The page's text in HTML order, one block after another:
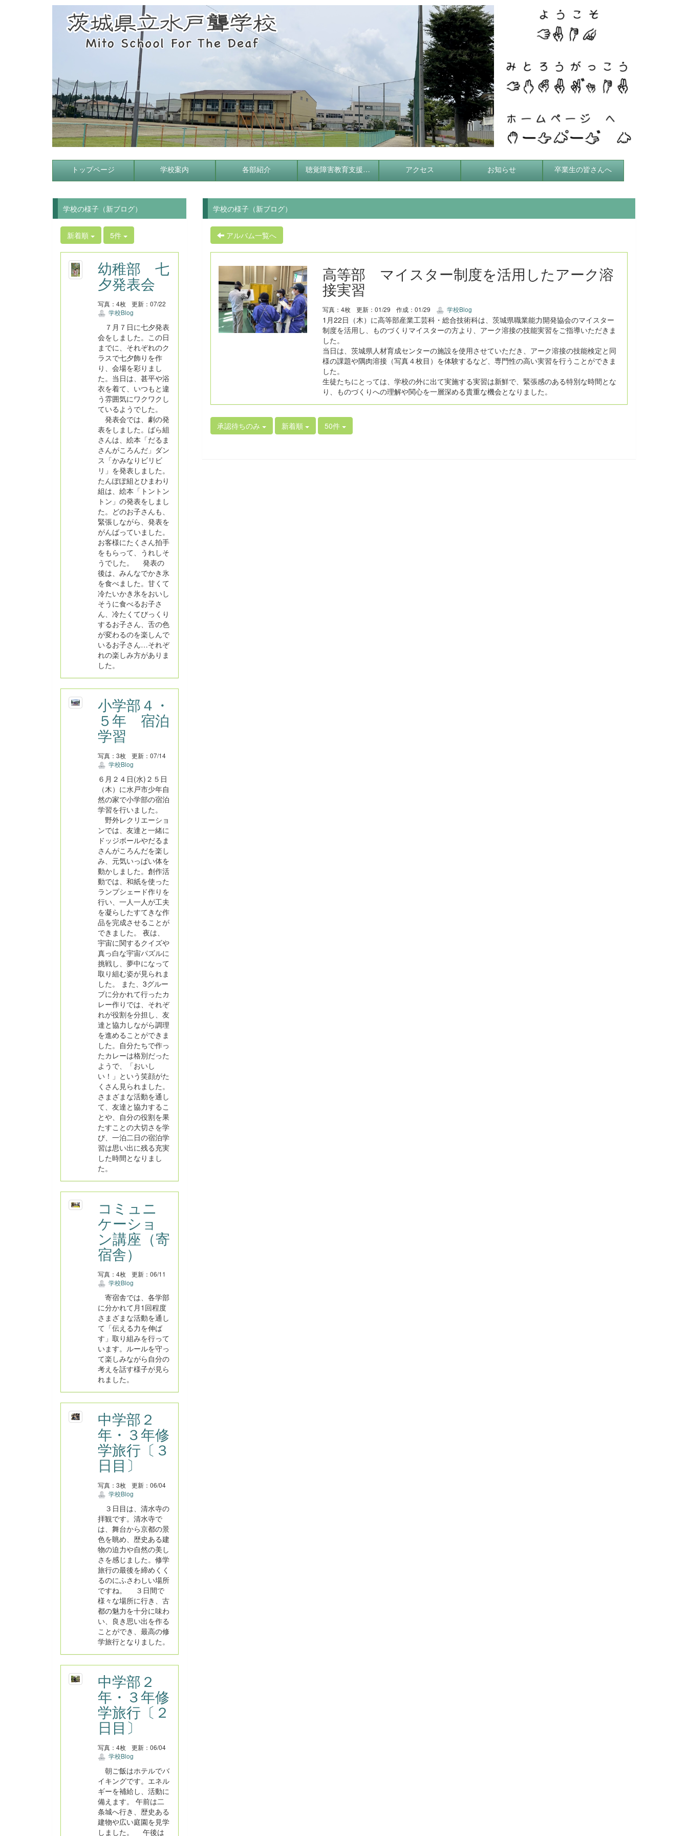
トップページ 学校案内 各部紹介 聴覚障害教育支援センター アクセス お知らせ 卒業生の皆さんへ
学校の様子（新ブログ）
アルバム一覧へ
高等部 マイスター制度を活用したアーク溶
接実習
写真：4枚 更新：01/29 作成：01/29 学校Blog
1月22日（木）に高等部産業工芸科・総合技術科は、茨城県職業能力開発協会のマイスター
制度を活用し、ものづくりマイスターの方より、アーク溶接の技能実習をご指導いただきま
した。
当日は、茨城県人材育成センターの施設を使用させていただき、アーク溶接の技能検定と同
様の課題や隅肉溶接（写真４枚目）を体験するなど、専門性の高い実習を行うことができま
した。
生徒たちにとっては、学校の外に出て実施する実習は新鮮で、緊張感のある特別な時間とな
り、ものづくりへの理解や関心を一層深める貴重な機会となりました。
承認待ちのみ 新着順 50件
学校の様子（新ブログ）
新着順 5件
幼稚部 七
夕発表会
写真：4枚
更新：07/22
学校Blog
７月７日に七夕発表
会をしました。この日
までに、それぞれのク
ラスで七夕飾りを作
り、会場を彩りまし
た。当日は、甚平や浴
衣を着て、いつもと違
う雰囲気にワクワクし
ているようでした。
発表会では、劇の発
表をしました。ばら組
さんは、絵本「だるま
さんがころんだ」ダン
ス「かみなりビリビ
リ」を発表しました。
たんぽぽ組とひまわり
組は、絵本「トントン
トン」の発表をしまし
た。どのお子さんも、
緊張しながら、発表を
がんばっていました。
お客様にたくさん拍手
をもらって、うれしそ
うでした。 発表の
後は、みんなでかき氷
を食べました。甘くて
冷たいかき氷をおいし
そうに食べるお子さ
ん、冷たくてびっくり
するお子さん、舌の色
が変わるのを楽しんで
いるお子さん…それぞ
れの楽しみ方がありま
した。
小学部４・
５年 宿泊
学習
写真：3枚
更新：07/14
学校Blog
６月２４日(水)２５日
（木）に水戸市少年自
然の家で小学部の宿泊
学習を行いました。
野外レクリエーショ
ンでは、友達と一緒に
ドッジボールやだるま
さんがころんだを楽し
み、元気いっぱい体を
動かしました。創作活
動では、和紙を使った
ランプシェード作りを
行い、一人一人が工夫
を凝らしたすてきな作
品を完成させることが
できました。 夜は、
宇宙に関するクイズや
真っ白な宇宙パズルに
挑戦し、夢中になって
取り組む姿が見られま
した。 また、3グルー
プに分かれて行ったカ
レー作りでは、それぞ
れが役割を分担し、友
達と協力しながら調理
を進めることができま
した。自分たちで作っ
たカレーは格別だった
ようで、「おいし
い！」という笑顔がた
くさん見られました。
さまざまな活動を通し
て、友達と協力するこ
とや、自分の役割を果
たすことの大切さを学
び、一泊二日の宿泊学
習は思い出に残る充実
した時間となりまし
た。
コミュニ
ケーショ
ン講座（寄
宿舎）
写真：4枚
更新：06/11
学校Blog
寄宿舎では、各学部
に分かれて月1回程度
さまざまな活動を通し
て「伝える力を伸ば
す」取り組みを行って
います。ルールを守っ
て楽しみながら自分の
考えを話す様子が見ら
れました。
中学部２
年・３年修
学旅行〔３
日目〕
写真：3枚
更新：06/04
学校Blog
３日目は、清水寺の
拝観です。清水寺で
は、舞台から京都の景
色を眺め、歴史ある建
物の迫力や自然の美し
さを感じました。修学
旅行の最後を締めくく
るのにふさわしい場所
ですね。 ３日間で
様々な場所に行き、古
都の魅力を十分に味わ
い、良き思い出を作る
ことができ、最高の修
学旅行となりました。
中学部２
年・３年修
学旅行〔２
日目〕
写真：4枚
更新：06/04
学校Blog
朝ご飯はホテルでバ
イキングです。エネル
ギーを補給し、活動に
備えます。 午前は二
条城へ行き、歴史ある
建物や広い庭園を見学
しました。 午後は